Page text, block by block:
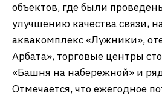
объектов, где были
улучшению качества связи,
аквакомплекс «Лужники»,
Арбата», торговые центры
«Башня на набережной» и
Отмечается, что ежегодное